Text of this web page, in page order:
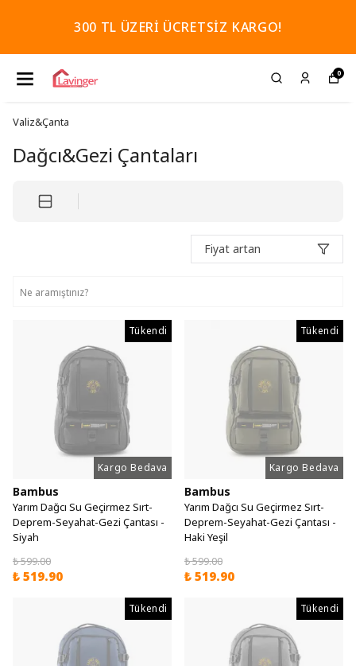
HAVALE/EFT İLE ÖDEMEDE
İNDİRİM!
0
Valiz&Çanta
Dağcı&Gezi Çantaları
Fiyat artan
Tükendi
Kargo Bedava
Bambus
Yarım Dağcı Su Geçirmez Sırt-
Deprem-Seyahat-Gezi Çantası -
Siyah
₺ 599.00
₺ 519.90
Tükendi
Kargo Bedava
Bambus
Yarım Dağcı Su Geçirmez Sırt-
Deprem-Seyahat-Gezi Çantası -
Haki Yeşil
₺ 599.00
₺ 519.90
Tükendi Tükendi